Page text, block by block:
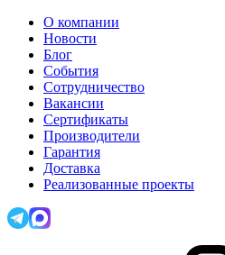
О компании
Новости
Блог
События
Сотрудничество
Вакансии
Сертификаты
Производители
Гарантия
Доставка
Реализованные проекты